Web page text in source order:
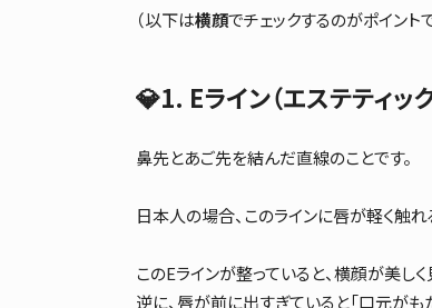
（以下は横顔でチェックするのがポイントで
💎1. Eライン（エステティッ
鼻先とあご先を結んだ直線のことです。
日本人の場合、このラインに唇が軽く触
このEラインが整っていると、横顔が美し
逆に、唇が前に出すぎていると「口元がも